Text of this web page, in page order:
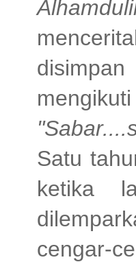
Satu
ketika
cengar-